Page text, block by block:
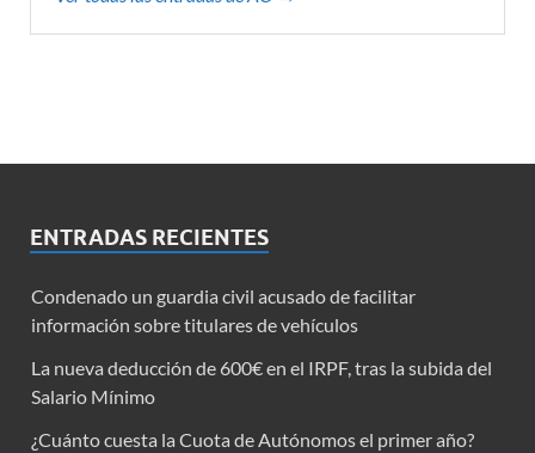
ENTRADAS RECIENTES
Condenado un guardia civil acusado de facilitar
información sobre titulares de vehículos
La nueva deducción de 600€ en el IRPF, tras la subida del
Salario Mínimo
¿Cuánto cuesta la Cuota de Autónomos el primer año?